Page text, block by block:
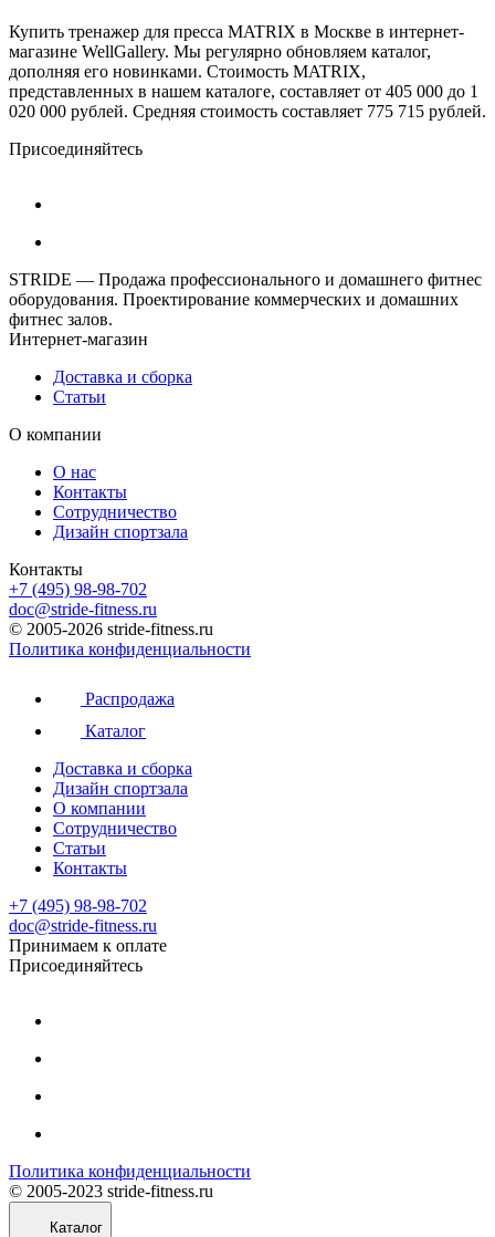
Купить тренажер для пресса MATRIX в Москве в интернет-
магазине WellGallery. Мы регулярно обновляем каталог,
дополняя его новинками. Стоимость MATRIX,
представленных в нашем каталоге, составляет от 405 000 до 1
020 000 рублей. Средняя стоимость составляет 775 715 рублей.
Присоединяйтесь
STRIDE — Продажа профессионального и домашнего фитнес
оборудования. Проектирование коммерческих и домашних
фитнес залов.
Интернет-магазин
Доставка и сборка
Статьи
О компании
О нас
Контакты
Сотрудничество
Дизайн спортзала
Контакты
+7 (495) 98-98-702
doc@stride-fitness.ru
© 2005-2026 stride-fitness.ru
Политика конфиденциальности
Распродажа
Каталог
Доставка и сборка
Дизайн спортзала
О компании
Сотрудничество
Статьи
Контакты
+7 (495) 98-98-702
doc@stride-fitness.ru
Принимаем к оплате
Присоединяйтесь
Политика конфиденциальности
© 2005-2023 stride-fitness.ru
Каталог